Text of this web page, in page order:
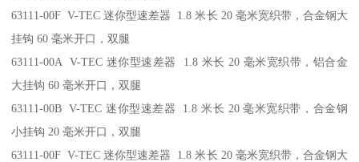
63111-00F V-TEC 迷你型速差器 1.8 米长 20 毫米宽织带，合金钢大
挂钩 60 毫米开口，双腿
63111-00A V-TEC 迷你型速差器 1.8 米长 20 毫米宽织带，铝合金
大挂钩 60 毫米开口，双腿
63111-00B V-TEC 迷你型速差器 1.8 米长 20 毫米宽织带，合金钢
小挂钩 20 毫米开口，双腿
63111-00F V-TEC 迷你型速差器 1.8 米长 20 毫米宽织带，合金钢大